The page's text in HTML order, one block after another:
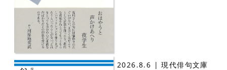
2026.8.6 | 現代俳句文庫